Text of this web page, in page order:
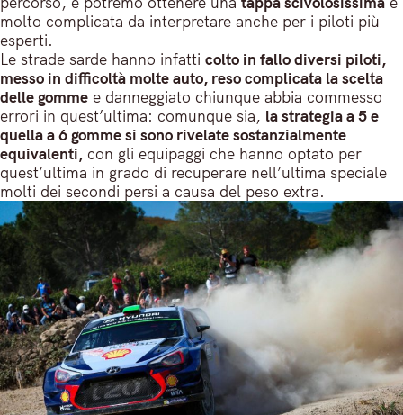
molto complicata da interpretare anche per i piloti più
esperti.
Le strade sarde hanno infatti colto in fallo diversi piloti,
messo in difficoltà molte auto, reso complicata la scelta
delle gomme e danneggiato chiunque abbia commesso
errori in quest’ultima: comunque sia, la strategia a 5 e
quella a 6 gomme si sono rivelate sostanzialmente
equivalenti, con gli equipaggi che hanno optato per
quest’ultima in grado di recuperare nell’ultima speciale
molti dei secondi persi a causa del peso extra.